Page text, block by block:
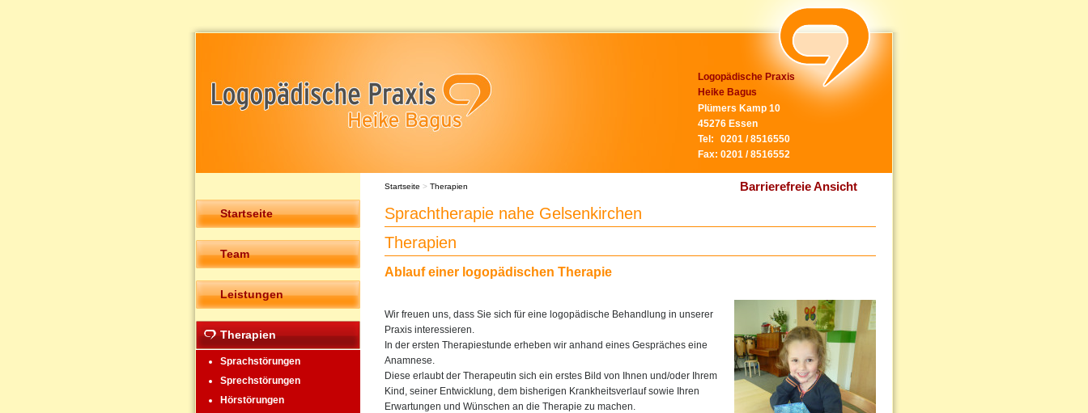
Logopädische Praxis
Heike Bagus
Plümers Kamp 10
45276 Essen
Tel:
0201 / 8516550
Fax: 0201 / 8516552
Barrierefreie Ansicht
Startseite
Team
Leistungen
Therapien
Sprachstörungen
Sprechstörungen
Hörstörungen
Startseite > Therapien
Sprachtherapie nahe Gelsenkirchen
Therapien
Ablauf einer logopädischen Therapie
Wir freuen uns, dass Sie sich für eine logopädische Behandlung in unserer
Praxis interessieren.
In der ersten Therapiestunde erheben wir anhand eines Gespräches eine
Anamnese.
Diese erlaubt der Therapeutin sich ein erstes Bild von Ihnen und/oder Ihrem
Kind, seiner Entwicklung, dem bisherigen Krankheitsverlauf sowie Ihren
Erwartungen und Wünschen an die Therapie zu machen.